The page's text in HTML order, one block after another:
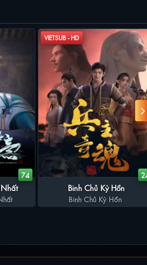
74
VIETSUB - HD
Binh Chủ Kỳ Hồn
Binh Chủ Kỳ Hồn